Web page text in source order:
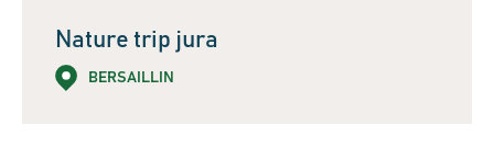
Nature trip jura
BERSAILLIN